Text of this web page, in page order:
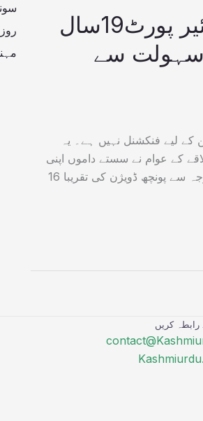
سیاستدانوں کی لاپرواہی، راولا کوٹ ائیر پورٹ19سال
سہولت سے
ا ئیرپورٹ جو 2006 سے فلائٹ آپریشن کے لیے فنکشنل نہیں ہے۔ یہ
کے عوام نے سستے داموں اپنی
زمین قربان کی تھی،حکمرانوں، سیاستدانوں کی لاپرواہی اور نا اہلیوں کی وجہ سے پونچھ ڈویژن کی تقریبا 16
رابطہ کریں